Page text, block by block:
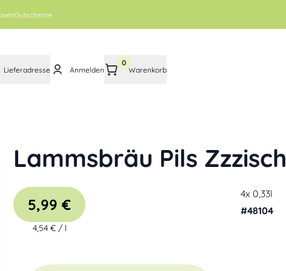
Gutscheine
Lieferadresse Anmelden
0
Warenkorb
Lammsbräu Pils Zzzisch
4x 0,33l
#48104
5,99 €
4,54 €/ l